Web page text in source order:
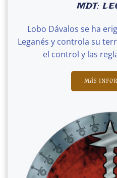
MDT:
Lobo Dávalos se ha
Leganés y controla su
el control y las
MÁS